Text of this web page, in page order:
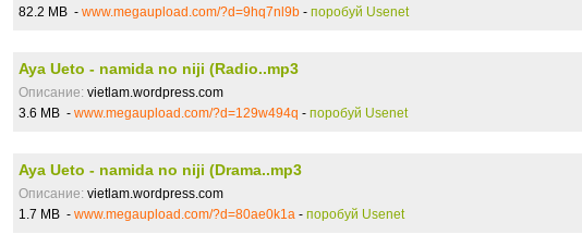
82.2 MB - www.megaupload.com/?d=9hq7nl9b - поробуй Usenet
Aya Ueto - namida no niji (Radio..mp3
Описание: vietlam.wordpress.com
3.6 MB - www.megaupload.com/?d=129w494q - поробуй Usenet
Aya Ueto - namida no niji (Drama..mp3
Описание: vietlam.wordpress.com
1.7 MB - www.megaupload.com/?d=80ae0k1a - поробуй Usenet